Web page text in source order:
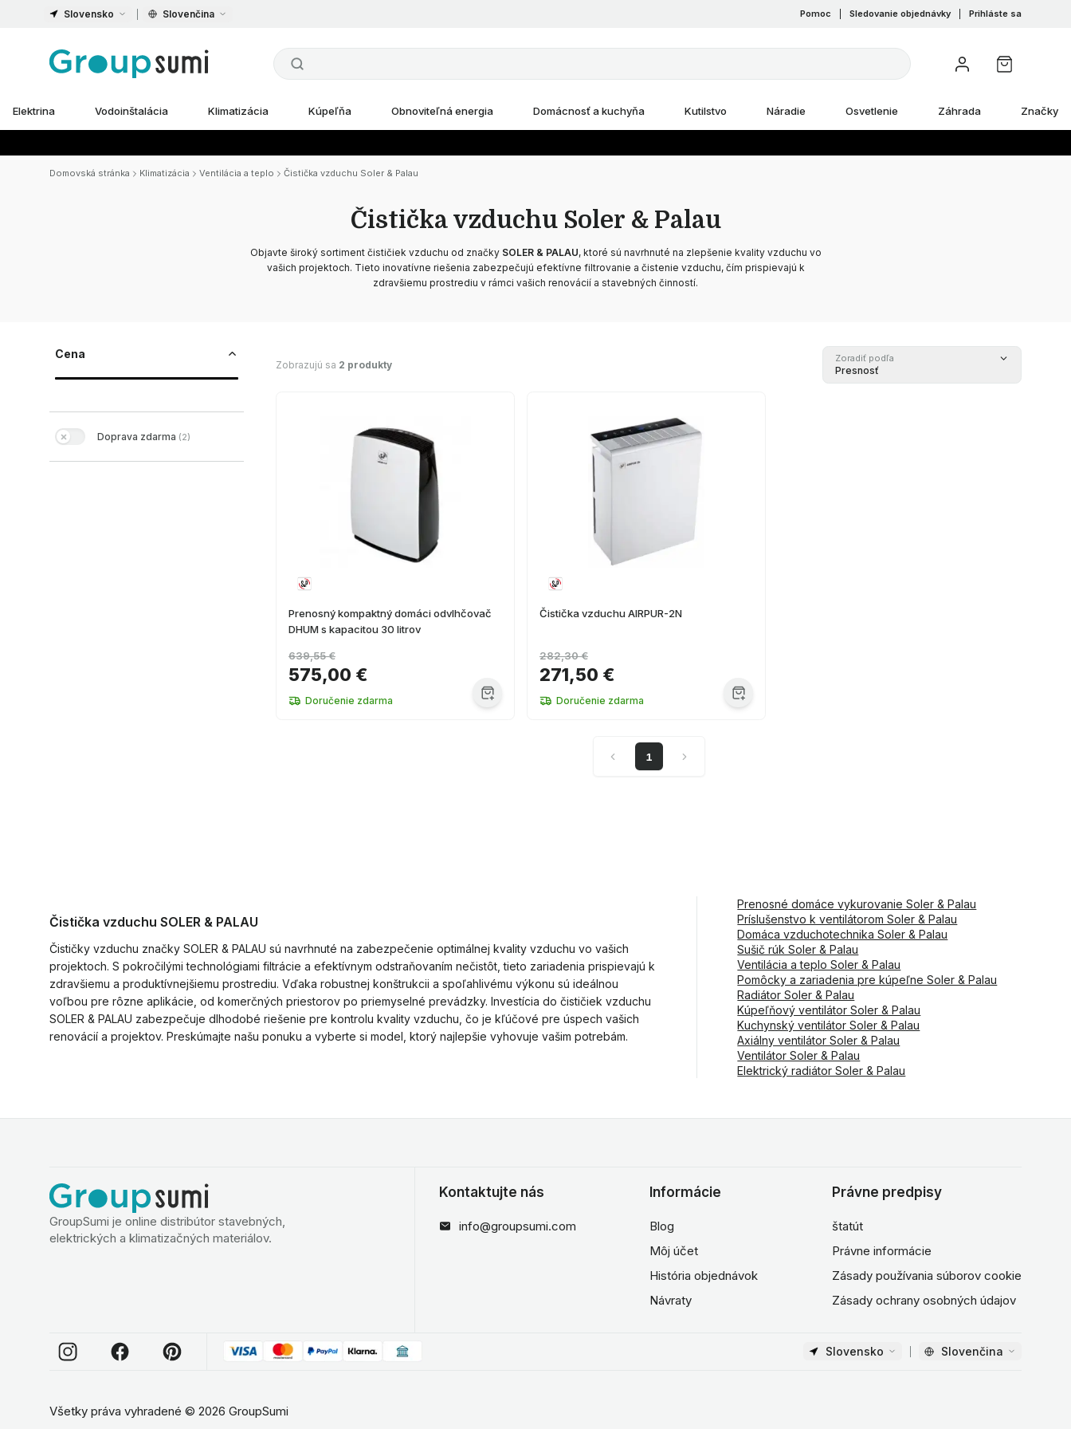
Slovensko Slovenčina Pomoc Sledovanie objednávky Prihláste sa
Elektrina Vodoinštalácia Klimatizácia Kúpeľňa Obnoviteľná energia Domácnosť a kuchyňa Kutilstvo Náradie Osvetlenie Záhrada Značky
Domovská stránka Klimatizácia Ventilácia a teplo Čistička vzduchu Soler & Palau
Čistička vzduchu Soler & Palau
Objavte široký sortiment čističiek vzduchu od značky SOLER & PALAU, ktoré sú navrhnuté na zlepšenie kvality vzduchu vo
vašich projektoch. Tieto inovatívne riešenia zabezpečujú efektívne filtrovanie a čistenie vzduchu, čím prispievajú k
zdravšiemu prostrediu v rámci vašich renovácií a stavebných činností.
Cena
Doprava zdarma (2)
Zobrazujú sa 2 produkty
Zoradiť podľa
Presnosť
Prenosný kompaktný domáci odvlhčovač
DHUM s kapacitou 30 litrov
575,00 €
639,55 €
Doručenie zdarma
Čistička vzduchu AIRPUR-2N
271,50 €
282,30 €
Doručenie zdarma
1
Čistička vzduchu SOLER & PALAU
Čističky vzduchu značky SOLER & PALAU sú navrhnuté na zabezpečenie optimálnej kvality vzduchu vo vašich
projektoch. S pokročilými technológiami filtrácie a efektívnym odstraňovaním nečistôt, tieto zariadenia prispievajú k
zdravšiemu a produktívnejšiemu prostrediu. Vďaka robustnej konštrukcii a spoľahlivému výkonu sú ideálnou
voľbou pre rôzne aplikácie, od komerčných priestorov po priemyselné prevádzky. Investícia do čističiek vzduchu
SOLER & PALAU zabezpečuje dlhodobé riešenie pre kontrolu kvality vzduchu, čo je kľúčové pre úspech vašich
renovácií a projektov. Preskúmajte našu ponuku a vyberte si model, ktorý najlepšie vyhovuje vašim potrebám.
Prenosné domáce vykurovanie Soler & Palau
Príslušenstvo k ventilátorom Soler & Palau
Domáca vzduchotechnika Soler & Palau
Sušič rúk Soler & Palau
Ventilácia a teplo Soler & Palau
Pomôcky a zariadenia pre kúpeľne Soler & Palau
Radiátor Soler & Palau
Kúpeľňový ventilátor Soler & Palau
Kuchynský ventilátor Soler & Palau
Axiálny ventilátor Soler & Palau
Ventilátor Soler & Palau
Elektrický radiátor Soler & Palau
GroupSumi je online distribútor stavebných,
elektrických a klimatizačných materiálov.
Kontaktujte nás
info@groupsumi.com
Informácie
Blog
Môj účet
História objednávok
Návraty
Právne predpisy
štatút
Právne informácie
Zásady používania súborov cookie
Zásady ochrany osobných údajov
Slovensko Slovenčina
Všetky práva vyhradené © 2026 GroupSumi